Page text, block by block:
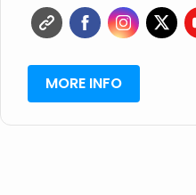
MORE INFO